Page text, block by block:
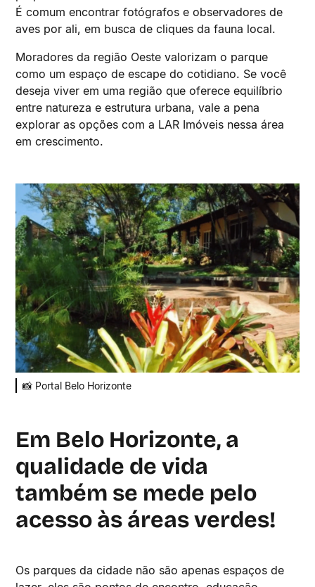
É comum encontrar fotógrafos e observadores de
aves por ali, em busca de cliques da fauna local.
Moradores da região Oeste valorizam o parque
como um espaço de escape do cotidiano. Se você
deseja viver em uma região que oferece equilíbrio
entre natureza e estrutura urbana, vale a pena
explorar as opções com a LAR Imóveis nessa área
em crescimento.
📸 Portal Belo Horizonte
Em Belo Horizonte, a
qualidade de vida
também se mede pelo
acesso às áreas verdes!
Os parques da cidade não são apenas espaços de